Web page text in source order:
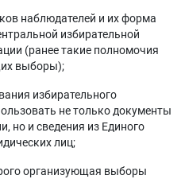
наблюдателей и их форма
избирательной
(ранее такие полномочия
выборы);
избирательного
не только документы
но и сведения из Единого
лиц;
организующая выборы